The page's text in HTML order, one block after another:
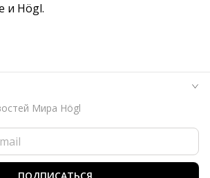
и Högl.
Мира Högl